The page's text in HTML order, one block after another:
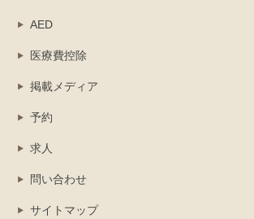
AED
医療費控除
掲載メディア
予約
求人
問い合わせ
サイトマップ